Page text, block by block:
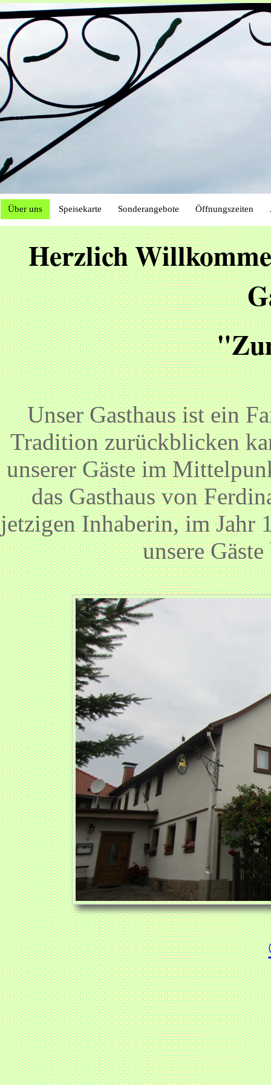
Über uns Speisekarte Sonderangebote Öffnungszeiten
Herzlich
Unser Gasthaus ist ein
Tradition zurückblicken
unserer Gäste im
das Gasthaus von
jetzigen Inhaberin, im Jahr
unsere